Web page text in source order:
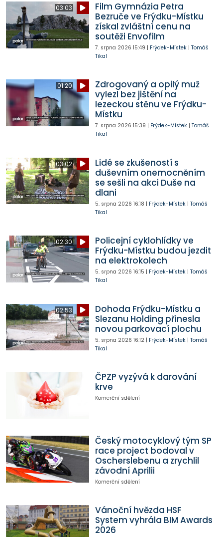
03:03
Film Gymnázia Petra
Bezruče ve Frýdku-Místku
získal zvláštní cenu na
soutěži Envofilm
7. srpna 2026 15:49 | Frýdek-Místek| Tomáš
Tikal
01:20
Zdrogovaný a opilý muž
vylezl bez jištění na
lezeckou stěnu ve Frýdku-
Místku
7. srpna 2026 15:39 | Frýdek-Místek| Tomáš
Tikal
03:02
Lidé se zkušeností s
duševním onemocněním
se sešli na akci Duše na
dlani
5. srpna 2026 16:18 | Frýdek-Místek| Tomáš
Tikal
02:30
Policejní cyklohlídky ve
Frýdku-Místku budou jezdit
na elektrokolech
5. srpna 2026 16:15 | Frýdek-Místek| Tomáš
Tikal
02:53
Dohoda Frýdku-Místku a
Slezanu Holding přinesla
novou parkovací plochu
5. srpna 2026 16:12| Frýdek-Místek| Tomáš
Tikal
ČPZP vyzývá k darování
krve
Komerční sdělení
Český motocyklový tým SP
race project bodoval v
Oscherslebenu a zrychlil
závodní Aprilii
Komerční sdělení
Vánoční hvězda HSF
System vyhrála BIM Awards
2026